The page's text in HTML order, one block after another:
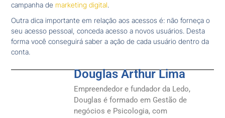
campanha de marketing digital.
Outra dica importante em relação aos acessos é: não forneça o
seu acesso pessoal, conceda acesso a novos usuários. Desta
forma você conseguirá saber a ação de cada usuário dentro da
conta.
Douglas Arthur Lima
Empreendedor e fundador da Ledo,
Douglas é formado em Gestão de
negócios e Psicologia, com